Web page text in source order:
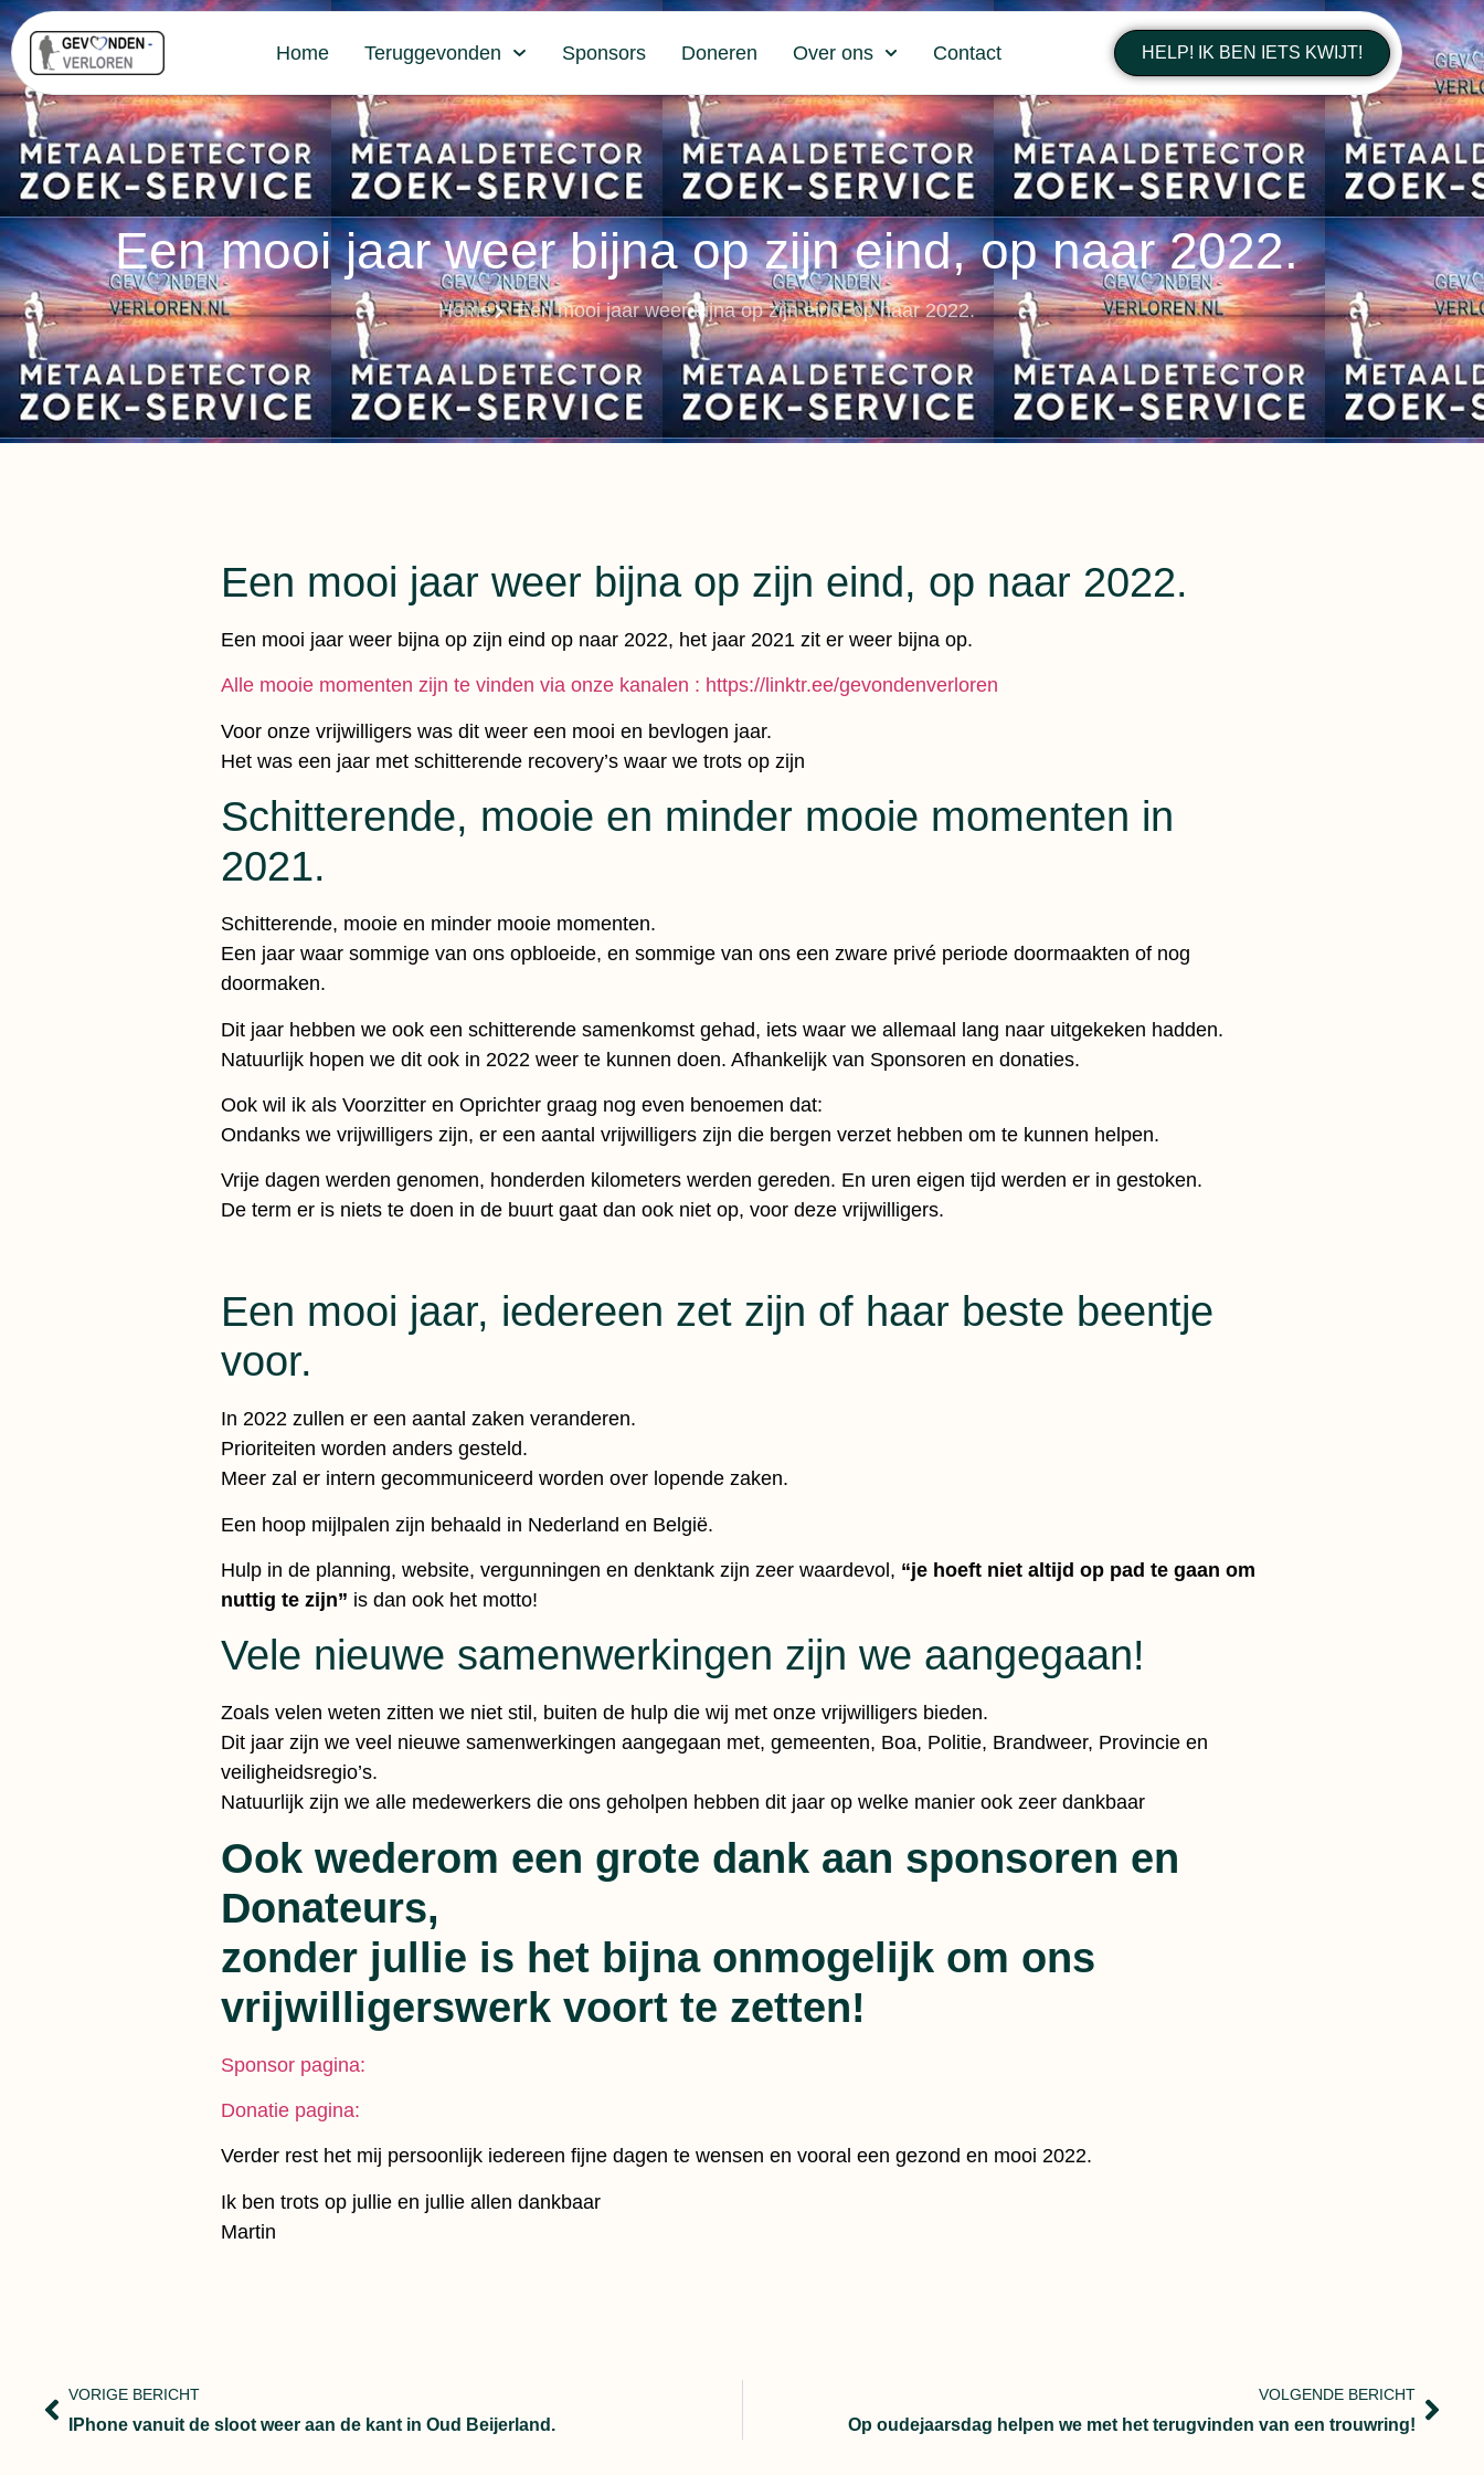
Home Teruggevonden Sponsors Doneren Over ons Contact HELP! IK BEN IETS KWIJT!
Een mooi jaar weer bijna op zijn eind, op naar 2022.
Home Een mooi jaar weer bijna op zijn eind, op naar 2022.
Een mooi jaar weer bijna op zijn eind, op naar 2022.
Een mooi jaar weer bijna op zijn eind op naar 2022, het jaar 2021 zit er weer bijna op.
Alle mooie momenten zijn te vinden via onze kanalen : https://linktr.ee/gevondenverloren
Voor onze vrijwilligers was dit weer een mooi en bevlogen jaar.
Het was een jaar met schitterende recovery’s waar we trots op zijn
Schitterende, mooie en minder mooie momenten in
2021.
Schitterende, mooie en minder mooie momenten.
Een jaar waar sommige van ons opbloeide, en sommige van ons een zware privé periode doormaakten of nog
doormaken.
Dit jaar hebben we ook een schitterende samenkomst gehad, iets waar we allemaal lang naar uitgekeken hadden.
Natuurlijk hopen we dit ook in 2022 weer te kunnen doen. Afhankelijk van Sponsoren en donaties.
Ook wil ik als Voorzitter en Oprichter graag nog even benoemen dat:
Ondanks we vrijwilligers zijn, er een aantal vrijwilligers zijn die bergen verzet hebben om te kunnen helpen.
Vrije dagen werden genomen, honderden kilometers werden gereden. En uren eigen tijd werden er in gestoken.
De term er is niets te doen in de buurt gaat dan ook niet op, voor deze vrijwilligers.
Een mooi jaar, iedereen zet zijn of haar beste beentje
voor.
In 2022 zullen er een aantal zaken veranderen.
Prioriteiten worden anders gesteld.
Meer zal er intern gecommuniceerd worden over lopende zaken.
Een hoop mijlpalen zijn behaald in Nederland en België.
Hulp in de planning, website, vergunningen en denktank zijn zeer waardevol, “je hoeft niet altijd op pad te gaan om
nuttig te zijn” is dan ook het motto!
Vele nieuwe samenwerkingen zijn we aangegaan!
Zoals velen weten zitten we niet stil, buiten de hulp die wij met onze vrijwilligers bieden.
Dit jaar zijn we veel nieuwe samenwerkingen aangegaan met, gemeenten, Boa, Politie, Brandweer, Provincie en
veiligheidsregio’s.
Natuurlijk zijn we alle medewerkers die ons geholpen hebben dit jaar op welke manier ook zeer dankbaar
Ook wederom een grote dank aan sponsoren en
Donateurs,
zonder jullie is het bijna onmogelijk om ons
vrijwilligerswerk voort te zetten!
Sponsor pagina:
Donatie pagina:
Verder rest het mij persoonlijk iedereen fijne dagen te wensen en vooral een gezond en mooi 2022.
Ik ben trots op jullie en jullie allen dankbaar
Martin
VORIGE BERICHT
IPhone vanuit de sloot weer aan de kant in Oud Beijerland.
VOLGENDE BERICHT
Op oudejaarsdag helpen we met het terugvinden van een trouwring!